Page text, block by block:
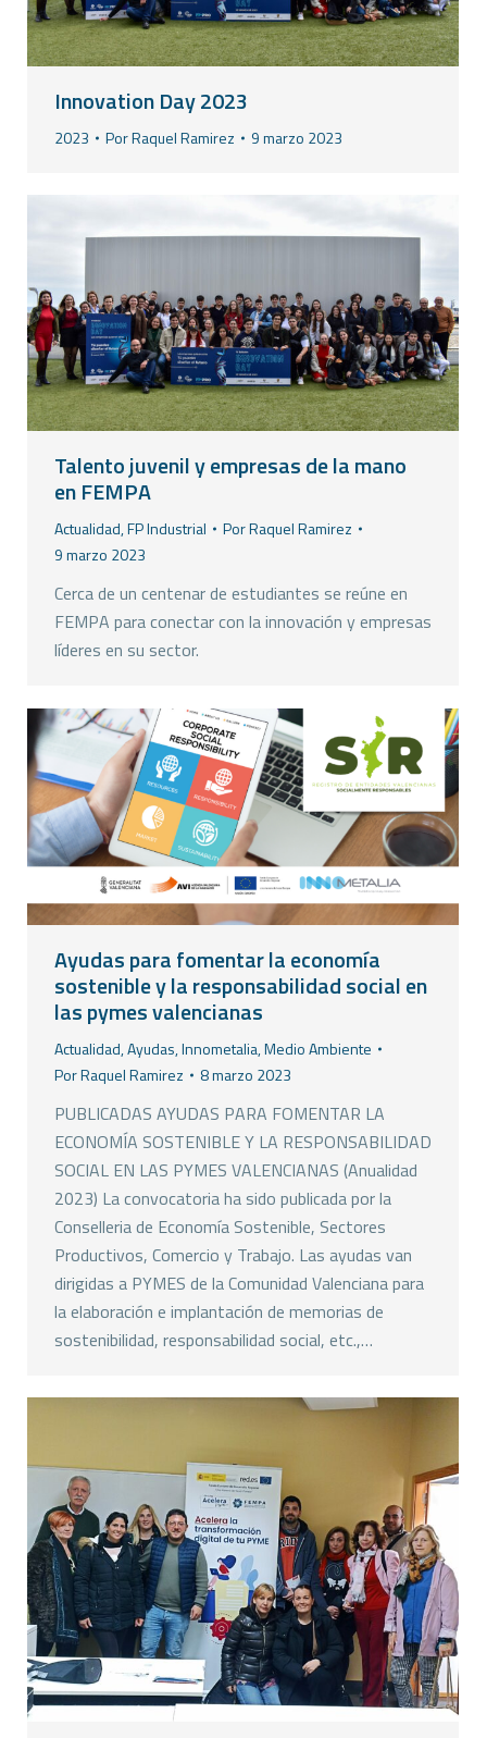
Innovation Day 2023
2023 PorRaquel Ramirez 9 marzo 2023
Talento juvenil y empresas de la mano
en FEMPA
Actualidad,FP Industrial PorRaquel Ramirez
9 marzo 2023
Cerca de un centenar de estudiantes se reúne en
FEMPA para conectar con la innovación y empresas
líderes en su sector.
Ayudas para fomentar la economía
sostenible y la responsabilidad social en
las pymes valencianas
Actualidad,Ayudas,Innometalia,Medio Ambiente
PorRaquel Ramirez 8 marzo 2023
PUBLICADAS AYUDAS PARA FOMENTAR LA
ECONOMÍA SOSTENIBLE Y LA RESPONSABILIDAD
SOCIAL EN LAS PYMES VALENCIANAS (Anualidad
2023) La convocatoria ha sido publicada por la
Conselleria de Economía Sostenible, Sectores
Productivos, Comercio y Trabajo. Las ayudas van
dirigidas a PYMES de la Comunidad Valenciana para
la elaboración e implantación de memorias de
sostenibilidad, responsabilidad social, etc.,…